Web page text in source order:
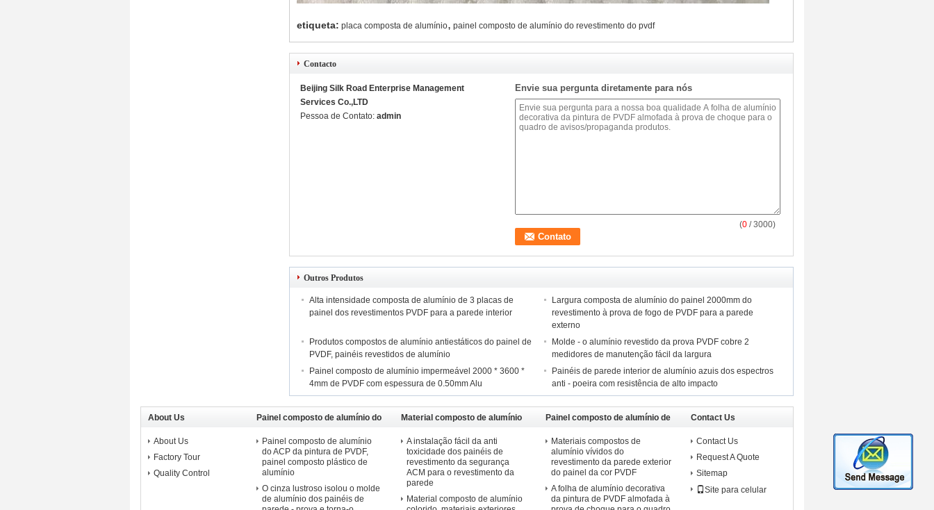
etiqueta: placa composta de alumínio, painel composto de alumínio do revestimento do pvdf
Contacto
Beijing Silk Road Enterprise Management
Services Co.,LTD
Pessoa de Contato: admin
Envie sua pergunta diretamente para nós
(0 / 3000)
Outros Produtos
Alta intensidade composta de alumínio de 3 placas de
painel dos revestimentos PVDF para a parede interior
Largura composta de alumínio do painel 2000mm do
revestimento à prova de fogo de PVDF para a parede
externo
Produtos compostos de alumínio antiestáticos do painel de
PVDF, painéis revestidos de alumínio
Molde - o alumínio revestido da prova PVDF cobre 2
medidores de manutenção fácil da largura
Painel composto de alumínio impermeável 2000 * 3600 *
4mm de PVDF com espessura de 0.50mm Alu
Painéis de parede interior de alumínio azuis dos espectros
anti - poeira com resistência de alto impacto
About Us
About Us
Factory Tour
Quality Control
Painel composto de alumínio do
ACP
Painel composto de alumínio
do ACP da pintura de PVDF,
painel composto plástico de
alumínio
O cinza lustroso isolou o molde
de alumínio dos painéis de
Material composto de alumínio
A instalação fácil da anti
toxicidade dos painéis de
revestimento da segurança
ACM para o revestimento da
parede
Material composto de alumínio
Painel composto de alumínio de
PVDF
Materiais compostos de
alumínio vívidos do
revestimento da parede exterior
do painel da cor PVDF
A folha de alumínio decorativa
da pintura de PVDF almofada à
Contact Us
Contact Us
Request A Quote
Sitemap
Site para celular